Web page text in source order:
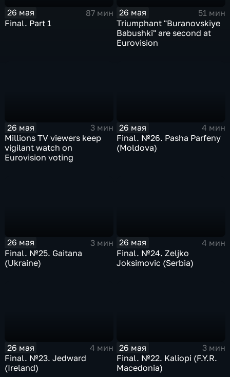
26 мая
87 мин
Final. Part 1
26 мая
51 мин
Triumphant "Buranovskiye
Babushki" are second at
Eurovision
26 мая
3 мин
Millions TV viewers keep
vigilant watch on
Eurovision voting
26 мая
4 мин
Final. №26. Pasha Parfeny
(Moldova)
26 мая
3 мин
Final. №25. Gaitana
(Ukraine)
26 мая
4 мин
Final. №24. Zeljko
Joksimovic (Serbia)
26 мая
4 мин
Final. №23. Jedward
(Ireland)
26 мая
3 мин
Final. №22. Kaliopi (F.Y.R.
Macedonia)